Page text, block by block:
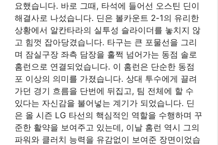
요했습니다. 바로 그때, 타석에 들어선 오스틴 딘이
해결사로 나섰습니다. 딘은 볼카운트 2-1의 유리한
상황에서 알칸타라의 실투성 슬라이더를 놓치지 않
고 힘껏 잡아당겼습니다. 타구는 큰 포물선을 그리
며 잠실구장 좌측 담장을 훌쩍 넘어가는 동점 솔로
홈런으로 연결되었습니다. 이 홈런은 단순한 동점
포 이상의 의미를 가졌습니다. 상대 투수에게 끌려
가던 경기 흐름을 단번에 뒤집고, 팀 전체에 할 수
있다는 자신감을 불어넣는 계기가 되었습니다. 딘
은 올 시즌 LG 타선의 핵심적인 역할을 수행하며 꾸
준한 활약을 보여주고 있는데, 이날 홈런 역시 그의
파워와 클러치 능력을 유감없이 보여준 장면이었습